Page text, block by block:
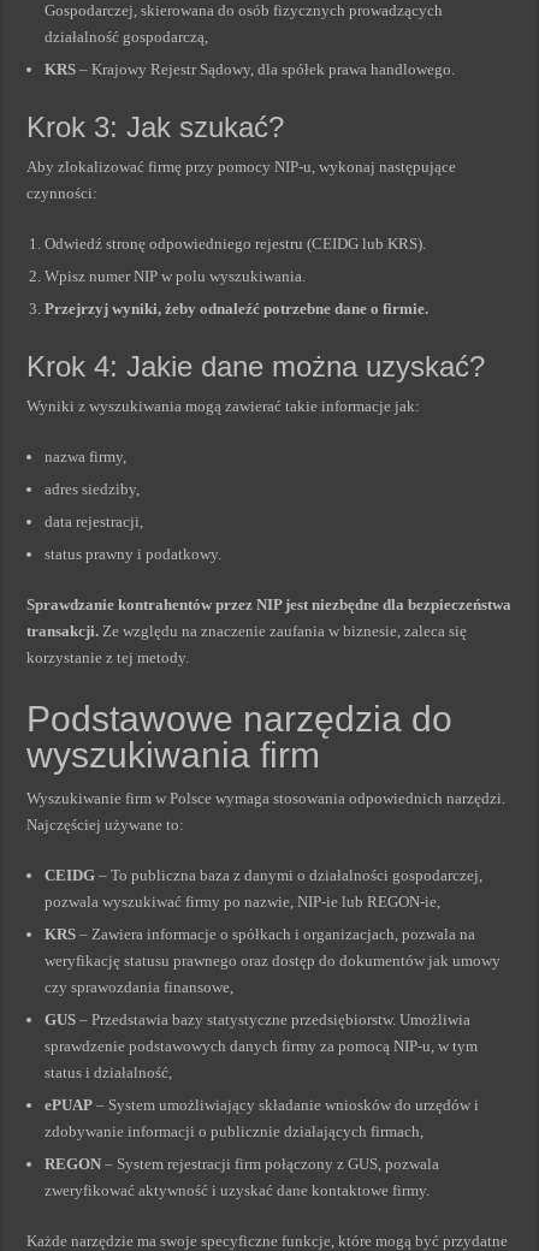
Gospodarczej, skierowana do osób fizycznych prowadzących
działalność gospodarczą,
KRS – Krajowy Rejestr Sądowy, dla spółek prawa handlowego.
Krok 3: Jak szukać?
Aby zlokalizować firmę przy pomocy NIP-u, wykonaj następujące
czynności:
Odwiedź stronę odpowiedniego rejestru (CEIDG lub KRS).
Wpisz numer NIP w polu wyszukiwania.
Przejrzyj wyniki, żeby odnaleźć potrzebne dane o firmie.
Krok 4: Jakie dane można uzyskać?
Wyniki z wyszukiwania mogą zawierać takie informacje jak:
nazwa firmy,
adres siedziby,
data rejestracji,
status prawny i podatkowy.
Sprawdzanie kontrahentów przez NIP jest niezbędne dla bezpieczeństwa
transakcji. Ze względu na znaczenie zaufania w biznesie, zaleca się
korzystanie z tej metody.
Podstawowe narzędzia do
wyszukiwania firm
Wyszukiwanie firm w Polsce wymaga stosowania odpowiednich narzędzi.
Najczęściej używane to:
CEIDG – To publiczna baza z danymi o działalności gospodarczej,
pozwala wyszukiwać firmy po nazwie, NIP-ie lub REGON-ie,
KRS – Zawiera informacje o spółkach i organizacjach, pozwala na
weryfikację statusu prawnego oraz dostęp do dokumentów jak umowy
czy sprawozdania finansowe,
GUS – Przedstawia bazy statystyczne przedsiębiorstw. Umożliwia
sprawdzenie podstawowych danych firmy za pomocą NIP-u, w tym
status i działalność,
ePUAP – System umożliwiający składanie wniosków do urzędów i
zdobywanie informacji o publicznie działających firmach,
REGON – System rejestracji firm połączony z GUS, pozwala
zweryfikować aktywność i uzyskać dane kontaktowe firmy.
Każde narzędzie ma swoje specyficzne funkcje, które mogą być przydatne